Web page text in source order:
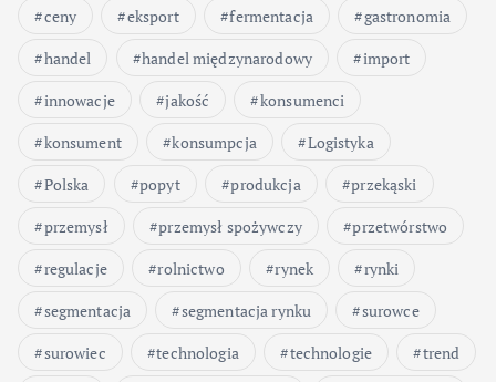
ceny
eksport fermentacja
gastronomia
handel
handel międzynarodowy
import
innowacje
jakość
konsumenci
konsument
konsumpcja
Logistyka
Polska
popyt produkcja
przekąski
przemysł
przemysł spożywczy
przetwórstwo
regulacje
rolnictwo rynek
rynki
segmentacja
segmentacja rynku
surowce
surowiec
technologia technologie
trend